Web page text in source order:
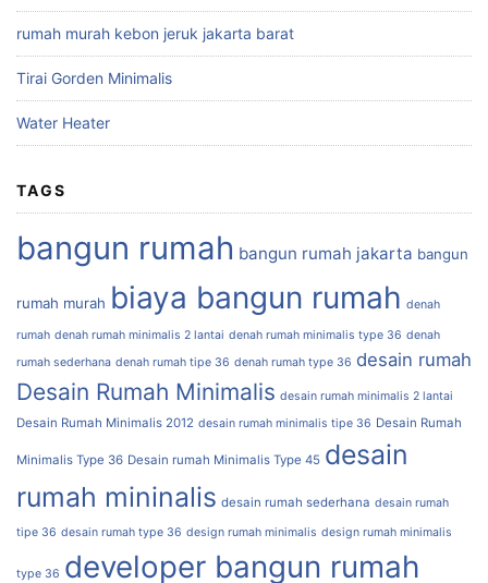
rumah murah kebon jeruk jakarta barat
Tirai Gorden Minimalis
Water Heater
TAGS
bangun rumah bangun rumah jakarta bangun
rumah murah biaya bangun rumah denah
rumah denah rumah minimalis 2 lantai denah rumah minimalis type 36 denah
rumah sederhana denah rumah tipe 36 denah rumah type 36 desain rumah
Desain Rumah Minimalis desain rumah minimalis 2 lantai
Desain Rumah Minimalis 2012 desain rumah minimalis tipe 36 Desain Rumah
Minimalis Type 36 Desain rumah Minimalis Type 45 desain
rumah mininalis desain rumah sederhana desain rumah
tipe 36 desain rumah type 36 design rumah minimalis design rumah minimalis
type 36 developer bangun rumah